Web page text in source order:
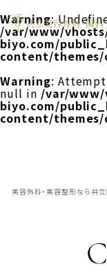
Warning:
/var/www/
biyo.com/
content/
Warning:
null in /var/
biyo.com/
content/
美容外科・美容整形なら共